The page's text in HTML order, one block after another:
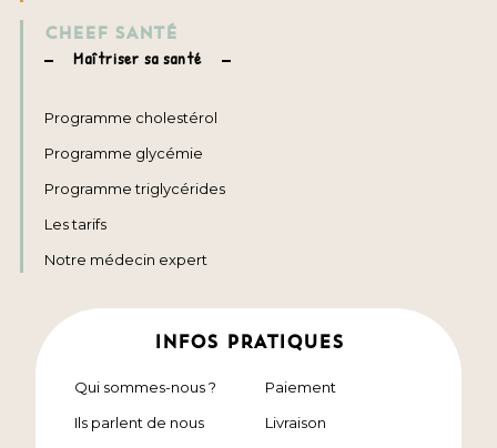
CHEEF SANTÉ
Maîtriser sa santé
Programme cholestérol
Programme glycémie
Programme triglycérides
Les tarifs
Notre médecin expert
INFOS PRATIQUES
Qui sommes-nous ?
Ils parlent de nous
Paiement
Livraison